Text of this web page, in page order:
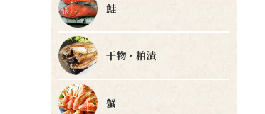
鮭
干物・粕漬
蟹